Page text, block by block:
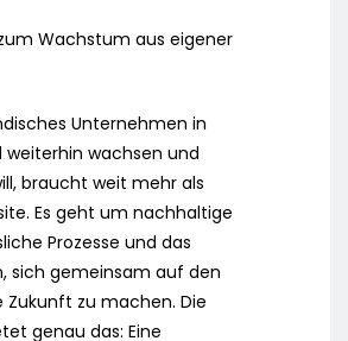
zum Wachstum aus eigener
Unternehmen in
wachsen und
braucht weit mehr als
Es geht um nachhaltige
Prozesse und das
sich gemeinsam auf den
Zukunft zu machen. Die
genau das: Eine